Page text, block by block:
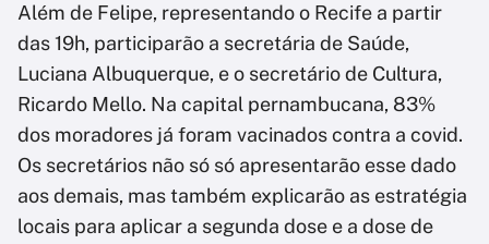
Além de Felipe, representando o Recife a partir
das 19h, participarão a secretária de Saúde,
Luciana Albuquerque, e o secretário de Cultura,
Ricardo Mello. Na capital pernambucana, 83%
dos moradores já foram vacinados contra a covid.
Os secretários não só só apresentarão esse dado
aos demais, mas também explicarão as estratégia
locais para aplicar a segunda dose e a dose de